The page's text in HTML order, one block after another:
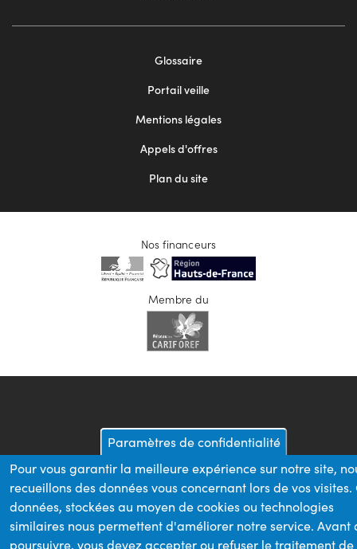
Glossaire
Portail veille
Mentions légales
Appels d'offres
Plan du site
Nos financeurs
Membre du
Paramètres de confidentialité
Pour vous garantir la meilleure expérience sur notre site,
recueillons des données vous concernant lors de vos visites.
données, stockées au moyen de cookies ou technologies
similaires nous permettent d'améliorer notre service. Avant
poursuivre, vous devez accepter ou refuser le traitement de